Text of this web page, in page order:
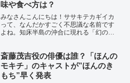
味や食べ方は？
みなさんこんにちは！ササキテカギイカ
って、なんだかすごく不思議な名前です
よね。知床半島の沖合に現れる「幻の巨
ギイカが食べられるのかどうか、実際の
味や食べ方について掘り下...
斎藤茂吉役の俳優は誰？「ほんの
モキチ」のキャストが”ほんのき
もち”早く発表